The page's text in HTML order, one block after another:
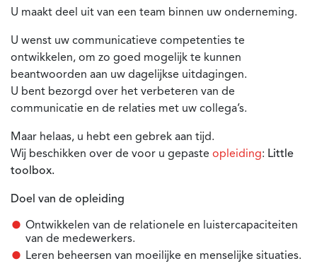
U maakt deel uit van een team binnen uw onderneming.
U wenst uw communicatieve competenties te
ontwikkelen, om zo goed mogelijk te kunnen
beantwoorden aan uw dagelijkse uitdagingen.
U bent bezorgd over het verbeteren van de
communicatie en de relaties met uw collega’s.
Maar helaas, u hebt een gebrek aan tijd.
Wij beschikken over de voor u gepaste opleiding: Little
toolbox.
Doel van de opleiding
Ontwikkelen van de relationele en luistercapaciteiten
van de medewerkers.
Leren beheersen van moeilijke en menselijke situaties.